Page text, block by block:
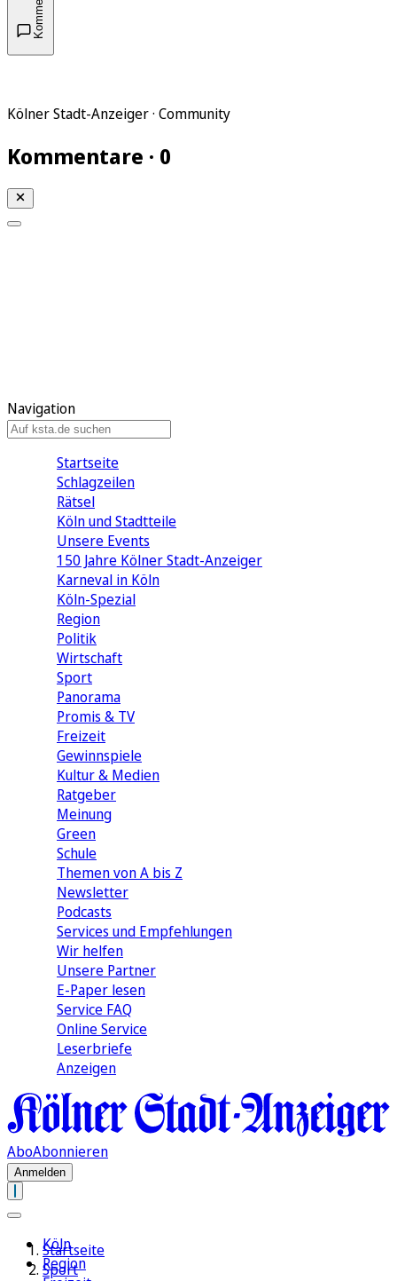
Kölner Stadt-Anzeiger · Community
Kommentare · 0
Navigation
Startseite
Schlagzeilen
Rätsel
Köln und Stadtteile
Unsere Events
150 Jahre Kölner Stadt-Anzeiger
Karneval in Köln
Köln-Spezial
Region
Politik
Wirtschaft
Sport
Panorama
Promis & TV
Freizeit
Gewinnspiele
Kultur & Medien
Ratgeber
Meinung
Green
Schule
Themen von A bis Z
Newsletter
Podcasts
Services und Empfehlungen
Wir helfen
Unsere Partner
E-Paper lesen
Service FAQ
Online Service
Leserbriefe
Anzeigen
AboAbonnieren
Anmelden
Köln
Region
Startseite
Sport